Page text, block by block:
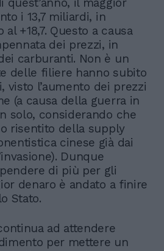
i 13,7 miliardi, in
+18,7. Questo a causa
dei prezzi, in
carburanti. Non è un
delle filiere hanno subito
visto l’aumento dei prezzi
(a causa della guerra in
solo, considerando che
risentito della supply
cinese già dai
Dunque
di più per gli
denaro è andato a finire
Stato.
ad attendere
per mettere un